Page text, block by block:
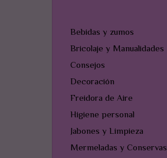
Bebidas y zumos
Bricolaje y Manualidades
Consejos
Decoración
Freidora de Aire
Higiene personal
Jabones y Limpieza
Mermeladas y Conservas